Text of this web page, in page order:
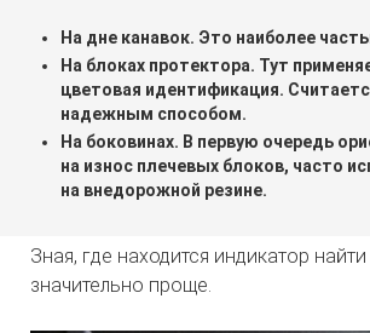
На дне канавок. Это наиболее
На блоках протектора. Тут
цветовая идентификация.
надежным способом.
На боковинах. В первую очередь
на износ плечевых блоков, часто
на внедорожной резине.
Зная, где находится индикатор найти
значительно проще.